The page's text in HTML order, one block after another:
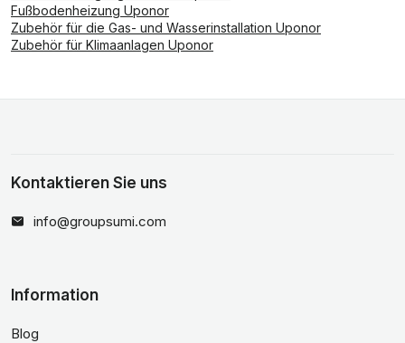
Fußbodenheizung Uponor
Zubehör für die Gas- und Wasserinstallation Uponor
Zubehör für Klimaanlagen Uponor
Kontaktieren Sie uns
info@groupsumi.com
Information
Blog